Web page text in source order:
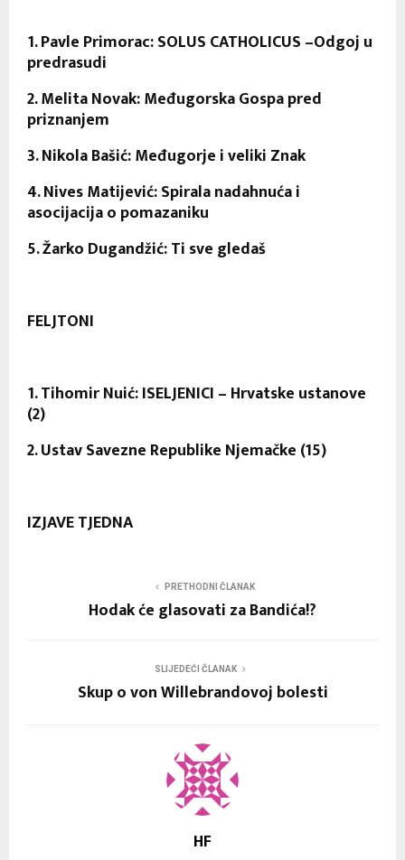
1. Pavle Primorac: SOLUS CATHOLICUS –Odgoj u
predrasudi
2. Melita Novak: Međugorska Gospa pred
priznanjem
3. Nikola Bašić: Međugorje i veliki Znak
4. Nives Matijević: Spirala nadahnuća i
asocijacija o pomazaniku
5. Žarko Dugandžić: Ti sve gledaš
FELJTONI
1. Tihomir Nuić: ISELJENICI – Hrvatske ustanove
(2)
2. Ustav Savezne Republike Njemačke (15)
IZJAVE TJEDNA
PRETHODNI ČLANAK
Hodak će glasovati za Bandića!?
SLIJEDEĆI ČLANAK
Skup o von Willebrandovoj bolesti
HF